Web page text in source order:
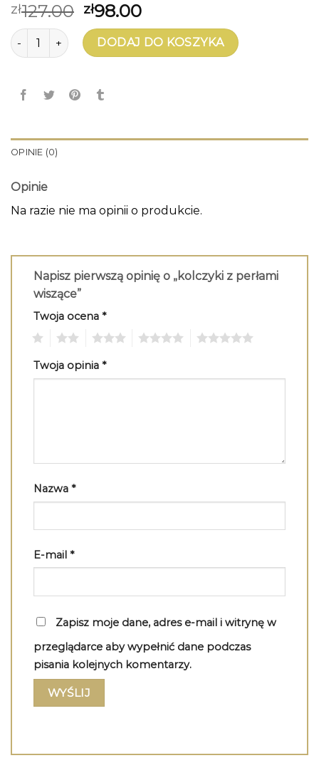
zł127.00 zł98.00
ilość kolczyki z perłami wiszące
DODAJ DO KOSZYKA
OPINIE (0)
Opinie
Na razie nie ma opinii o produkcie.
Napisz pierwszą opinię o „kolczyki z perłami
wiszące”
Twoja ocena *
Twoja opinia *
Nazwa *
E-mail *
Zapisz moje dane, adres e-mail i witrynę w
przeglądarce aby wypełnić dane podczas
pisania kolejnych komentarzy.